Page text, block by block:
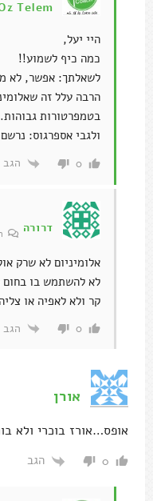
Telem
היי יעל,
כמה כיף לשמוע!!
לשאלתך: אפשר, לא
הרבה עלל זה
בטמפרטורות
ולגבי אספרגוס:
0 הגב
דרורה
אלומיניום לא שרק
לא להשתמש בו בחום
קר ולא לאפיה או
0 הגב
אורן
אופס…אורז בוכרי ולא
0 הגב